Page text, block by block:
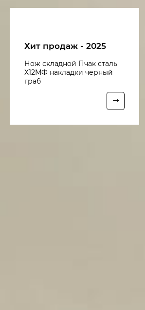
Хит продаж - 2025
Нож складной Пчак сталь
Х12МФ накладки черный
граб